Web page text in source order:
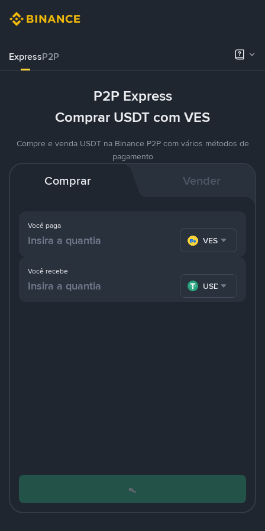
ExpressP2P
P2P Express
Comprar USDT com VES
Compre e venda USDT na Binance P2P com vários métodos de
pagamento
Comprar Vender
Você paga
VES
Você recebe
USDT